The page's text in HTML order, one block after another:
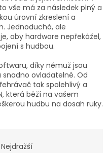
vše má za následek plný a
úrovní zkreslení a
Jednoduchá, ale
aby hardware nepřekážel,
s hudbou.
díky němuž jsou
snadno ovladatelné. Od
tak spolehlivý a
která běží na vašem
hudbu na dosah ruky.
Nejdražší